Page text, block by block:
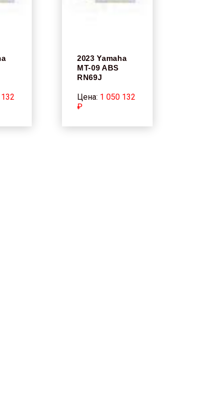
2023 Yamaha
MT-09 ABS
RN69J
Цена: 1 050 132
₽